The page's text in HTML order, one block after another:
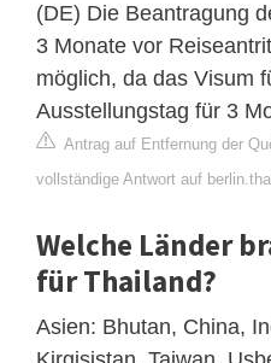
(DE) Die Beantragung
3 Monate vor
möglich, da das Visum
Ausstellungstag für 3
Antrag auf Entfernung der
vollständige Antwort auf
Welche Länder
für Thailand?
Asien: Bhutan, China,